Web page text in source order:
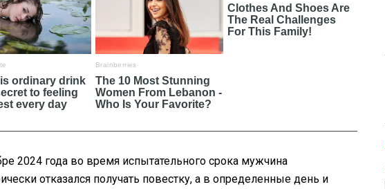
2024 года во время испытательного срока мужчина
отказался получать повестку, а в определенные день и